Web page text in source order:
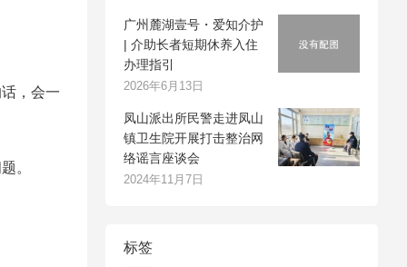
，会一
。
广州麓湖壹号・爱知介护
| 介助长者短期休养入住
办理指引
2026年6月13日
凤山派出所民警走进凤山
镇卫生院开展打击整治网
络谣言座谈会
2024年11月7日
标签